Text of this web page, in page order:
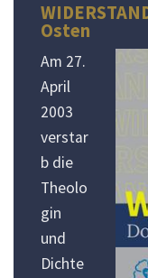
Osten
Am 27.
April
2003
verstar
b die
Theolo
gin
und
Dichte